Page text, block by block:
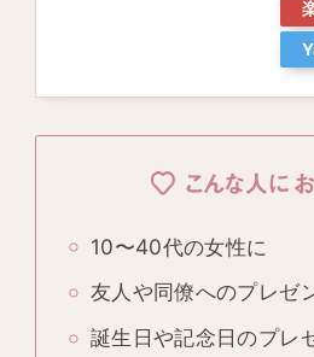
こんな人に
10〜40代の女性に
友人や同僚へのプレゼ
誕生日や記念日のプレ